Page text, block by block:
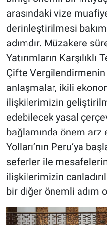
arasındaki vize
derinleştirilmesi
adımdır. Müzakere
Yatırımların Karşılıklı
Çifte
anlaşmalar, ikili
ilişkilerimizin
edebilecek yasal
bağlamında önem
Yolları’nın Peru’ya
seferler ile mesafelerin
ilişkilerimizin
bir diğer önemli adım